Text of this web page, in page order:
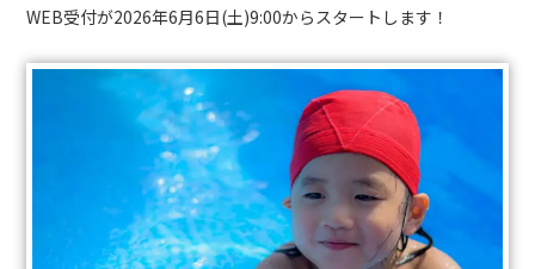
WEB受付が2026年6月6日(土)9:00からスタートします！